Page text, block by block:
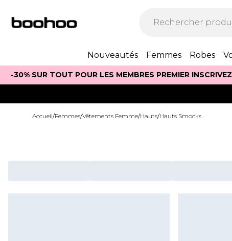
Nouveautés Femmes Robes
-30% SUR TOUT POUR LES MEMBRES PREMIER
Accueil/Femmes/Vêtements Femme/Hauts/Hauts Smocks